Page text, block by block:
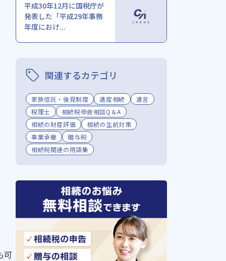
可
平成30年12月に国税庁が
発表した「平成29年事務
年度におけ...
関連するカテゴリ
家族信託・後見制度 遺産相続
遺言
税理士
相続税申告相談Q＆A
相続の財産評価
相続の生前対策
事業承継
贈与税
相続税関連の用語集